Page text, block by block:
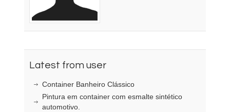
Latest from user
Container Banheiro Clássico
Pintura em container com esmalte sintético
automotivo.